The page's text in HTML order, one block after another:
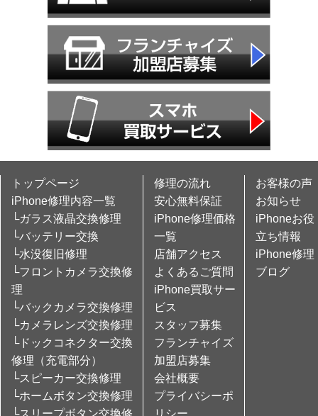
トップページ
iPhone修理内容一覧
└ガラス液晶交換修理
└バッテリー交換
└水没復旧修理
└フロントカメラ交換修
理
└バックカメラ交換修理
└カメラレンズ交換修理
└ドックコネクター交換
修理（充電部分）
└スピーカー交換修理
└ホームボタン交換修理
└スリープボタン交換修
修理の流れ
安心無料保証
iPhone修理価格
一覧
店舗アクセス
よくあるご質問
iPhone買取サー
ビス
スタッフ募集
フランチャイズ
加盟店募集
会社概要
プライバシーポ
リシー
お客様の声
お知らせ
iPhoneお役
立ち情報
iPhone修理
ブログ